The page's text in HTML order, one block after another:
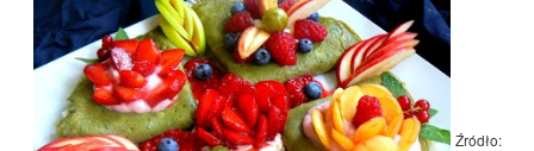
Źródło: